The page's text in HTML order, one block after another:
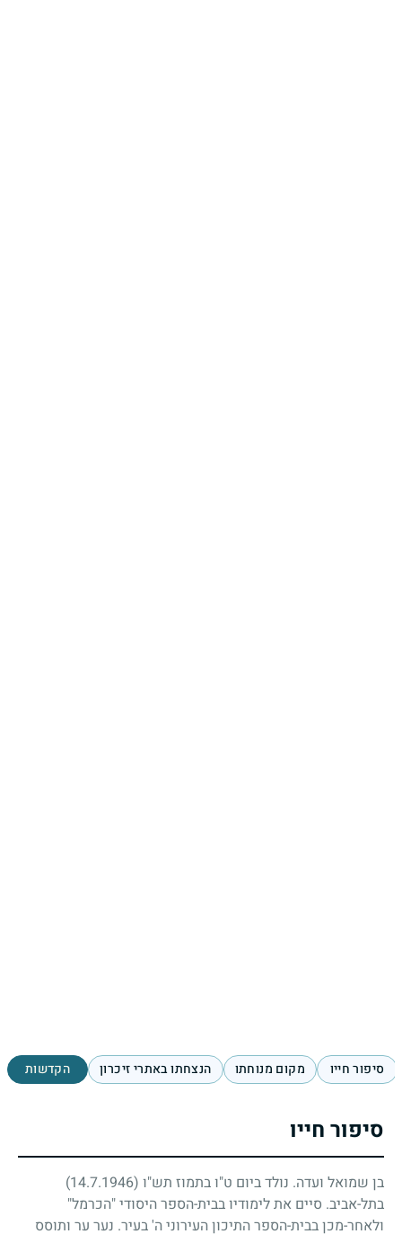
סיפור חייו מקום מנוחתו הנצחתו באתרי זיכרון הקדשות
סיפור חייו
בן שמואל ועדה. נולד ביום ט"ו בתמוז תש"ו (14.7.1946)
בתל-אביב. סיים את לימודיו בבית-הספר היסודי "הכרמל"
ולאחר-מכן בבית-הספר התיכון העירוני ה' בעיר. נער ער ותוסס